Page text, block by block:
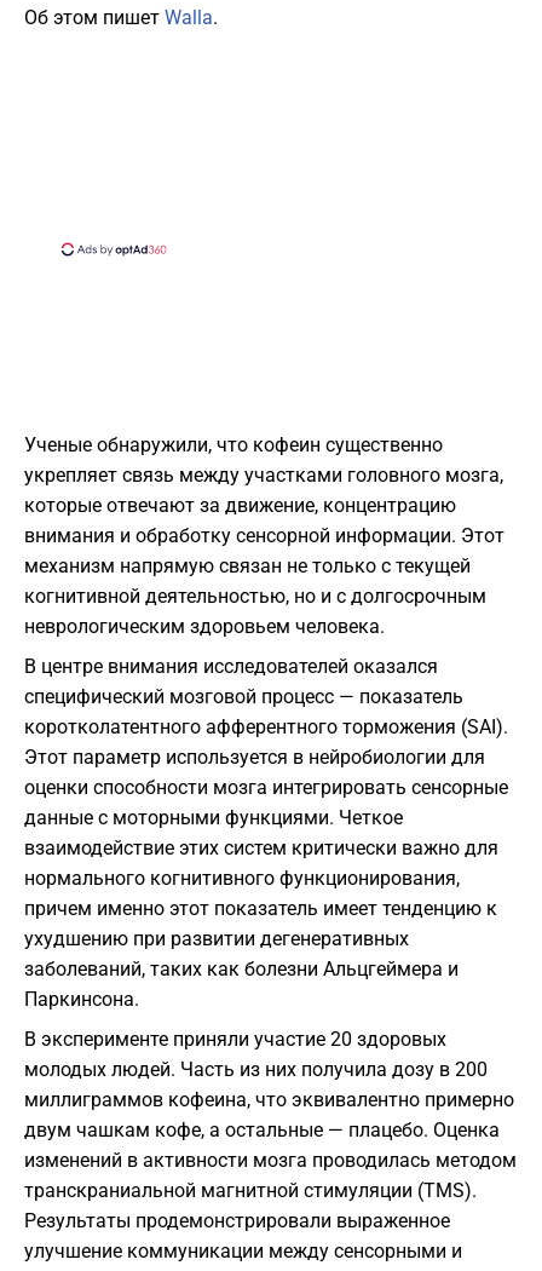
Об этом пишет Walla.
Ученые обнаружили, что кофеин существенно
укрепляет связь между участками головного мозга,
которые отвечают за движение, концентрацию
внимания и обработку сенсорной информации. Этот
механизм напрямую связан не только с текущей
когнитивной деятельностью, но и с долгосрочным
неврологическим здоровьем человека.
В центре внимания исследователей оказался
специфический мозговой процесс — показатель
коротколатентного афферентного торможения (SAI).
Этот параметр используется в нейробиологии для
оценки способности мозга интегрировать сенсорные
данные с моторными функциями. Четкое
взаимодействие этих систем критически важно для
нормального когнитивного функционирования,
причем именно этот показатель имеет тенденцию к
ухудшению при развитии дегенеративных
заболеваний, таких как болезни Альцгеймера и
Паркинсона.
В эксперименте приняли участие 20 здоровых
молодых людей. Часть из них получила дозу в 200
миллиграммов кофеина, что эквивалентно примерно
двум чашкам кофе, а остальные — плацебо. Оценка
изменений в активности мозга проводилась методом
транскраниальной магнитной стимуляции (TMS).
Результаты продемонстрировали выраженное
улучшение коммуникации между сенсорными и